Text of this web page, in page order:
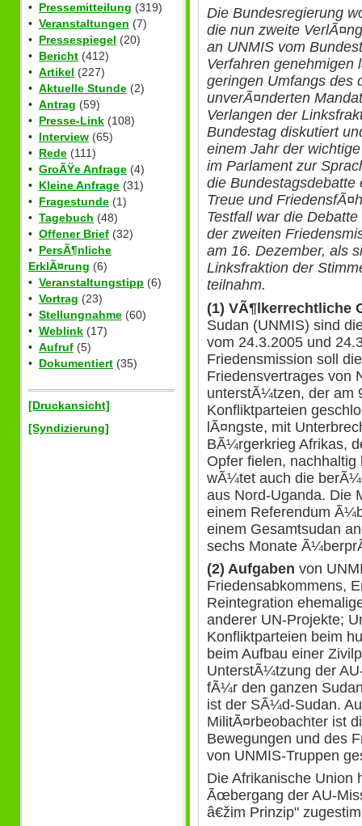
• Pressemitteilung (319)
• Veranstaltungen (7)
• Pressespiegel (20)
• Bericht (412)
• Artikel (227)
• Aktuelle Stunde (2)
• Antrag (59)
• Presse-Link (108)
• Interview (65)
• Rede (111)
• GroÃŸe Anfrage (4)
• Kleine Anfrage (31)
• Fragestunde (1)
• Tagebuch (48)
• Offener Brief (32)
• PersÃ¶nliche
ErklÃ¤rung (6)
• Veranstaltungstipp (6)
• Vortrag (23)
• Stellungnahme (60)
• Weblink (17)
• Aufruf (5)
• Dokumentiert (35)
[Druckansicht]
[Syndizierung]
Die Bundesregierung
die nun zweite
an UNMIS vom
Verfahren genehmigen
geringen Umfangs des
unverÃ¤nderten
Verlangen der
Bundestag diskutiert
einem Jahr der
im Parlament zur
die
Treue und
Testfall war die
der zweiten
am 16. Dezember, als
Linksfraktion der
teilnahm.
(1) VÃ¶lkerrechtliche
Sudan (UNMIS) sind
vom 24.3.2005 und
Friedensmission soll
Friedensvertrages von
unterstÃ¼tzen, der am
Konfliktparteien
lÃ¤ngste, mit
BÃ¼rgerkrieg Afrikas,
Opfer fielen,
wÃ¼tet auch die
aus Nord-Uganda. Die
einem Referendum
einem Gesamtsudan
sechs Monate
(2) Aufgaben von
Friedensabkommens,
Reintegration
anderer UN-Projekte;
Konfliktparteien beim
beim Aufbau einer
UnterstÃ¼tzung der
fÃ¼r den ganzen
ist der SÃ¼d-Sudan.
MilitÃ¤rbeobachter ist
Bewegungen und des
von UNMIS-Truppen
Die Afrikanische Union
Ãœbergang der AU-
â€žim Prinzip"